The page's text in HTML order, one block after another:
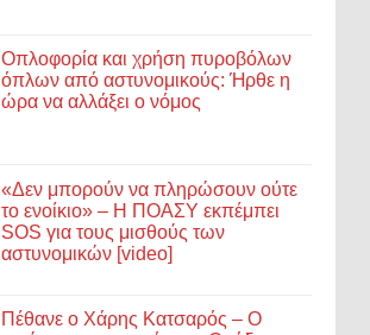
Οπλοφορία και χρήση πυροβόλων
όπλων από αστυνομικούς: Ήρθε η
ώρα να αλλάξει ο νόμος
«Δεν μπορούν να πληρώσουν ούτε
το ενοίκιο» – Η ΠΟΑΣΥ εκπέμπει
SOS για τους μισθούς των
αστυνομικών [video]
Πέθανε ο Χάρης Κατσαρός – Ο